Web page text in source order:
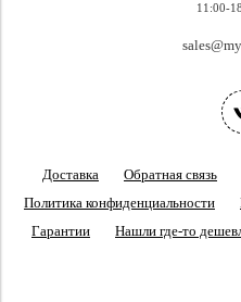
11:00-
Доставка Обратная связь
Политика конфиденциальности
Гарантии
Нашли где-то